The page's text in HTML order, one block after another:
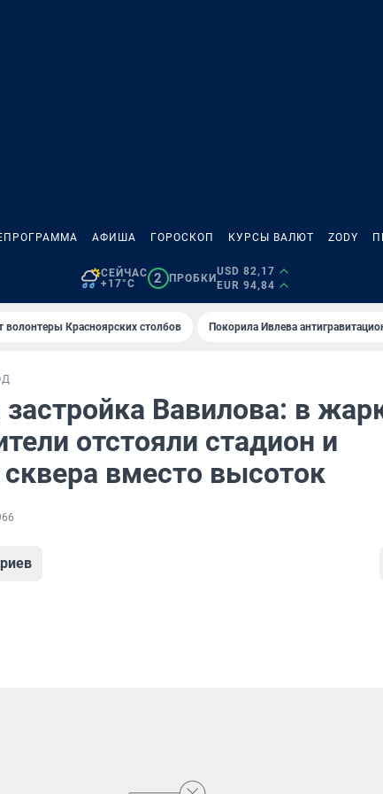
АФИША ГОРОСКОП КУРСЫ ВАЛЮТ ZODY
СЕЙЧАС
+17°C
2 ПРОБКИ
USD 82,17
EUR 94,84
волонтеры Красноярских столбов Покорила Ивлева
Вавилова: в
отстояли стадион и
вместо высоток